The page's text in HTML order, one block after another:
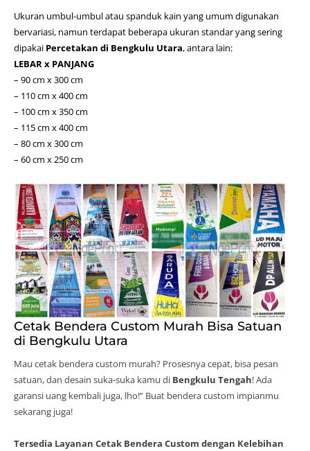
Ukuran umbul-umbul atau spanduk kain yang umum digunakan
bervariasi, namun terdapat beberapa ukuran standar yang sering
dipakai Percetakan di Bengkulu Utara, antara lain:
LEBAR x PANJANG
– 90 cm x 300 cm
– 110 cm x 400 cm
– 100 cm x 350 cm
– 115 cm x 400 cm
– 80 cm x 300 cm
– 60 cm x 250 cm
Cetak Bendera Custom Murah Bisa Satuan
di Bengkulu Utara
Mau cetak bendera custom murah? Prosesnya cepat, bisa pesan
satuan, dan desain suka-suka kamu di Bengkulu Tengah! Ada
garansi uang kembali juga, lho!” Buat bendera custom impianmu
sekarang juga!
Tersedia Layanan Cetak Bendera Custom dengan Kelebihan